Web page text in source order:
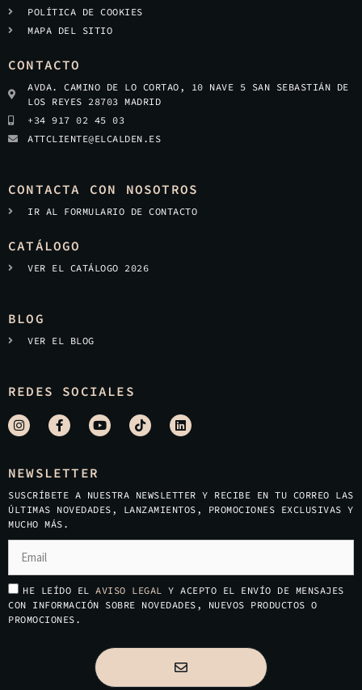
POLÍTICA DE COOKIES
MAPA DEL SITIO
CONTACTO
AVDA. CAMINO DE LO CORTAO, 10 NAVE 5 SAN SEBASTIÁN DE
LOS REYES 28703 MADRID
+34 917 02 45 03
ATTCLIENTE@ELCALDEN.ES
CONTACTA CON NOSOTROS
IR AL FORMULARIO DE CONTACTO
CATÁLOGO
VER EL CATÁLOGO 2026
BLOG
VER EL BLOG
REDES SOCIALES
NEWSLETTER
SUSCRÍBETE A NUESTRA NEWSLETTER Y RECIBE EN TU CORREO LAS
ÚLTIMAS NOVEDADES, LANZAMIENTOS, PROMOCIONES EXCLUSIVAS Y
MUCHO MÁS.
HE LEÍDO EL AVISO LEGAL Y ACEPTO EL ENVÍO DE MENSAJES
CON INFORMACIÓN SOBRE NOVEDADES, NUEVOS PRODUCTOS O
PROMOCIONES.